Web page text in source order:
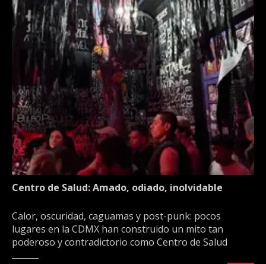
Centro de Salud: Amado, odiado, inolvidable
Calor, oscuridad, caguamas y post-punk: pocos
lugares en la CDMX han construido un mito tan
poderoso y contradictorio como Centro de Salud